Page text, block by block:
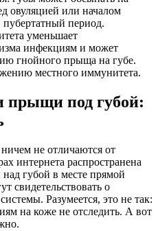
овуляцией или началом
пубертатный период.
уменьшает
инфекциям и может
гнойного прыща на губе.
местного иммунитета.
прыщи под губой:
не отличаются от
интернета распространена
губой в месте прямой
свидетельствовать о
Разумеется, это не так:
на коже не отследить. А вот